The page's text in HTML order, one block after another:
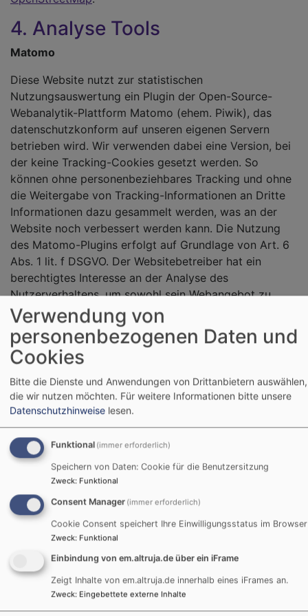
4. Analyse Tools
Matomo
Diese Website nutzt zur statistischen
Nutzungsauswertung ein Plugin der Open-Source-
Webanalytik-Plattform Matomo (ehem. Piwik), das
datenschutzkonform auf unseren eigenen Servern
betrieben wird. Wir verwenden dabei eine Version, bei
der keine Tracking-Cookies gesetzt werden. So
können ohne personenbeziehbares Tracking und ohne
die Weitergabe von Tracking-Informationen an Dritte
Informationen dazu gesammelt werden, was an der
Website noch verbessert werden kann. Die Nutzung
des Matomo-Plugins erfolgt auf Grundlage von Art. 6
Abs. 1 lit. f DSGVO. Der Websitebetreiber hat ein
berechtigtes Interesse an der Analyse des
Nutzerverhaltens, um sowohl sein Webangebot zu
optimieren. Matomo kann ein Session-Cookie
('MATOMO_SESSID') und ein Cookie ('matomo_ignore')
setzen, um Ihre Entscheidung für das Opt-Out zu
speichern.
IP Anonymisierung
Wir haben auf dieser Website für Matomo die Funktion
IP-Anonymisierung aktiviert. Damit ein direkter
Personenbezug ausgeschlossen kann, werden IP-
Adressen unmittelbar nach der Erhebung durch uns
gekürzt weiterverarbeitet. Die im Rahmen von Matomo
von Ihrem Browser übermittelte IP-Adresse wird nicht
mit anderen Daten zusammengeführt. Es erfolgt keine
Datenübertragung an Dritte. DieDatenschutzerklärung
Haken unten entfernen, werden Ihre Besuche auf dieser
Webseite von der Webanalyse Matomo nicht mehr
erfasst. Sie haben die Möglichkeit zu verhindern, dass
von Ihnen hier getätigte Aktionen analysiert und
Verwendung von
personenbezogenen Daten und
Cookies
Bitte die Dienste und Anwendungen von Drittanbietern auswählen,
die wir nutzen möchten. Für weitere Informationen bitte unsere
Datenschutzhinweise lesen.
Funktional (immer erforderlich)
Speichern von Daten: Cookie für die Benutzersitzung
Zweck: Funktional
Consent Manager (immer erforderlich)
Cookie Consent speichert Ihre Einwilligungsstatus im Browser
Zweck: Funktional
Einbindung von em.altruja.de über ein iFrame
Zeigt Inhalte von em.altruja.de innerhalb eines iFrames an.
Zweck: Eingebettete externe Inhalte